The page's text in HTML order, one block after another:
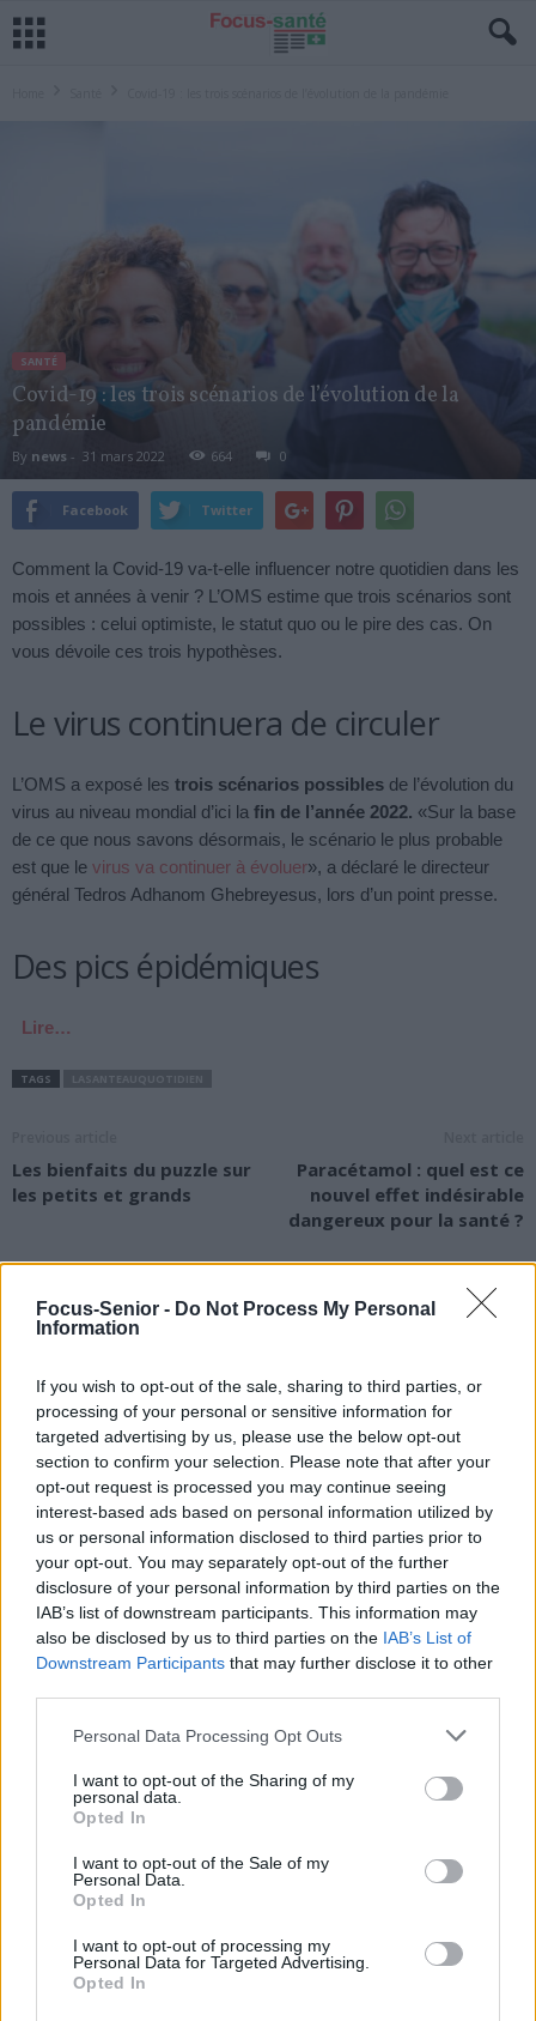
Focus-Senior - Do Not Process My Personal
Information
If you wish to opt-out of the sale, sharing to third parties, or
processing of your personal or sensitive information for
targeted advertising by us, please use the below opt-out
section to confirm your selection. Please note that after your
opt-out request is processed you may continue seeing
interest-based ads based on personal information utilized by
us or personal information disclosed to third parties prior to
your opt-out. You may separately opt-out of the further
disclosure of your personal information by third parties on the
IAB’s list of downstream participants. This information may
also be disclosed by us to third parties on the IAB’s List of
Downstream Participants that may further disclose it to other
Personal Data Processing Opt Outs
I want to opt-out of the Sharing of my
personal data.
Opted In
I want to opt-out of the Sale of my
Personal Data.
Opted In
I want to opt-out of processing my
Personal Data for Targeted Advertising.
Opted In
SANTÉ
Covid-19 : les trois scénarios de l’évolution de la
pandémie
By news - 31 mars 2022 664 0
Facebook Twitter
Comment la Covid-19 va-t-elle influencer notre quotidien dans les
mois et années à venir ? L’OMS estime que trois scénarios sont
possibles : celui optimiste, le statut quo ou le pire des cas. On
vous dévoile ces trois hypothèses.
Le virus continuera de circuler
L’OMS a exposé les trois scénarios possibles de l’évolution du
virus au niveau mondial d’ici la fin de l’année 2022. «Sur la base
de ce que nous savons désormais, le scénario le plus probable
est que le virus va continuer à évoluer», a déclaré le directeur
général Tedros Adhanom Ghebreyesus, lors d’un point presse.
Des pics épidémiques
Lire…
TAGS
Les bienfaits du puzzle sur
les petits et grands
Paracétamol : quel est ce
nouvel effet indésirable
dangereux pour la santé ?
news
RELATED ARTICLES MORE FROM AUTHOR
Santé
Sieste après 65 ans : la
clé pour préserver votre
danger
Santé
Ménopause et
problèmes urinaires : le
sous-vêtements à
Santé
Ménopause précoce : le
risque accru
ignorer
Popular Posts
Brosses à dents à poils durs ou médium : évitez-les !
19 mars 2018
Yoga sur chaise : la clé pour des abdos solides après 50 ans
9 juillet 2026